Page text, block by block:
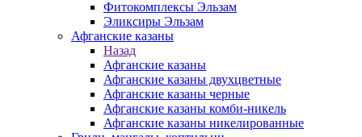
Фитокомплексы Эльзам
Эликсиры Эльзам
Афганские казаны
Назад
Афганские казаны
Афганские казаны двухцветные
Афганские казаны черные
Афганские казаны комби-никель
Афганские казаны никелированные